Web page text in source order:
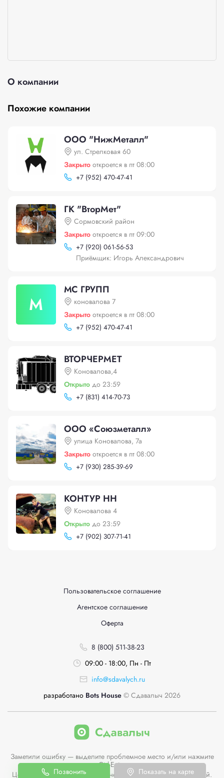
Позвонить Показать на карте
О компании
Похожие компании
ООО "НижМеталл"
ул. Стрелковая 60
Закрыто откроется в пт 08:00
+7 (952) 470-47-41
ГК "ВторМет"
Сормовский район
Закрыто откроется в пт 09:00
+7 (920) 061-56-53
Приёмщик: Игорь Александрович
М
МС ГРУПП
коновалова 7
Закрыто откроется в пт 08:00
+7 (952) 470-47-41
ВТОРЧЕРМЕТ
Коновалова,4
Открыто до 23:59
+7 (831) 414-70-73
ООО «Союзметалл»
улица Коновалова, 7а
Закрыто откроется в пт 08:00
+7 (930) 285-39-69
КОНТУР НН
Коновалова 4
Открыто до 23:59
+7 (902) 307-71-41
Пользовательское соглашение
Агентское соглашение
Оферта
8 (800) 511-38-23
09:00 - 18:00, Пн - Пт
info@sdavalych.ru
разработано Bots House © Сдавалыч 2026
Заметили ошибку — выделите проблемное место и/или нажмите
Ctrl-Enter
Цены пунктов приема на сайте не являются публичной офертой.